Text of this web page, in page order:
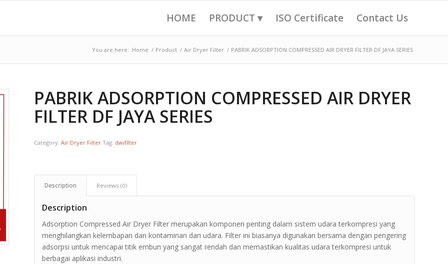
HOME PRODUCT ▾ ISO Certificate Contact Us
You are here: Home / Product / Air Dryer Filter / PABRIK ADSORPTION COMPRESSED AIR DRYER FILTER DF JAYA SERIES
PABRIK ADSORPTION COMPRESSED AIR DRYER
FILTER DF JAYA SERIES
Category:Air Dryer Filter Tag: dwifilter
Description Reviews (0)
Description
Adsorption Compressed Air Dryer Filter merupakan komponen penting dalam sistem udara terkompresi yang
menghilangkan kelembapan dan kontaminan dari udara. Filter ini biasanya digunakan bersama dengan pengering
adsorpsi untuk mencapai titik embun yang sangat rendah dan memastikan kualitas udara terkompresi untuk
berbagai aplikasi industri.